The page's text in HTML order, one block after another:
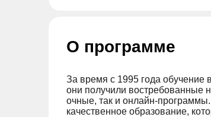
О программе
За время с 1995 года обучение
они получили востребованные
очные, так и онлайн-
качественное образование,